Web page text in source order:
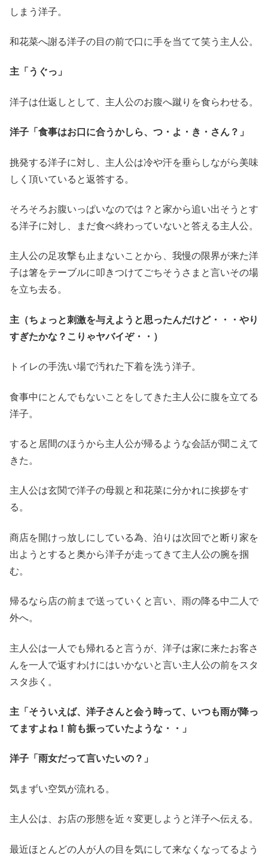
しまう洋子。
和花菜へ謝る洋子の目の前で口に手を当てて笑う主人公。
主「うぐっ」
洋子は仕返しとして、主人公のお腹へ蹴りを食らわせる。
洋子「食事はお口に合うかしら、つ・よ・き・さん？」
挑発する洋子に対し、主人公は冷や汗を垂らしながら美味
しく頂いていると返答する。
そろそろお腹いっぱいなのでは？と家から追い出そうとす
る洋子に対し、まだ食べ終わっていないと答える主人公。
主人公の足攻撃も止まないことから、我慢の限界が来た洋
子は箸をテーブルに叩きつけてごちそうさまと言いその場
を立ち去る。
主（ちょっと刺激を与えようと思ったんだけど・・・やり
すぎたかな？こりゃヤバイぞ・・）
トイレの手洗い場で汚れた下着を洗う洋子。
食事中にとんでもないことをしてきた主人公に腹を立てる
洋子。
すると居間のほうから主人公が帰るような会話が聞こえて
きた。
主人公は玄関で洋子の母親と和花菜に分かれに挨拶をす
る。
商店を開けっ放しにしている為、泊りは次回でと断り家を
出ようとすると奥から洋子が走ってきて主人公の腕を掴
む。
帰るなら店の前まで送っていくと言い、雨の降る中二人で
外へ。
主人公は一人でも帰れると言うが、洋子は家に来たお客さ
んを一人で返すわけにはいかないと言い主人公の前をスタ
スタ歩く。
主「そういえば、洋子さんと会う時って、いつも雨が降っ
てますよね！前も振っていたような・・」
洋子「雨女だって言いたいの？」
気まずい空気が流れる。
主人公は、お店の形態を近々変更しようと洋子へ伝える。
最近ほとんどの人が人の目を気にして来なくなってるよう